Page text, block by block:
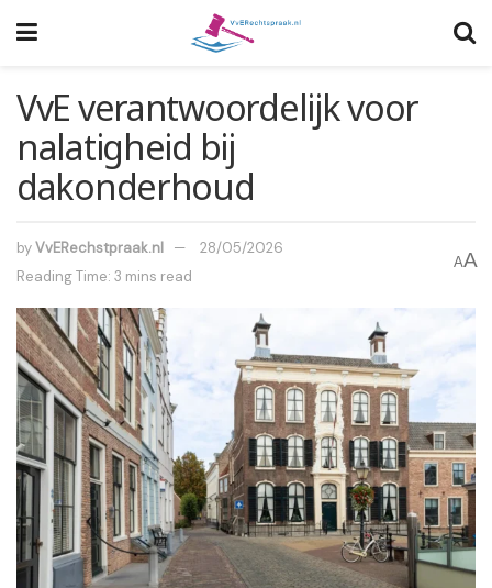
VvE verantwoordelijk voor
nalatigheid bij
dakonderhoud
byVvERechstpraak.nl
28/05/2026
Reading Time: 3 mins read
AA